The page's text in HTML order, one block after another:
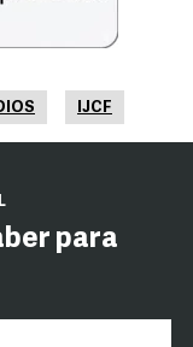
IJCF
para